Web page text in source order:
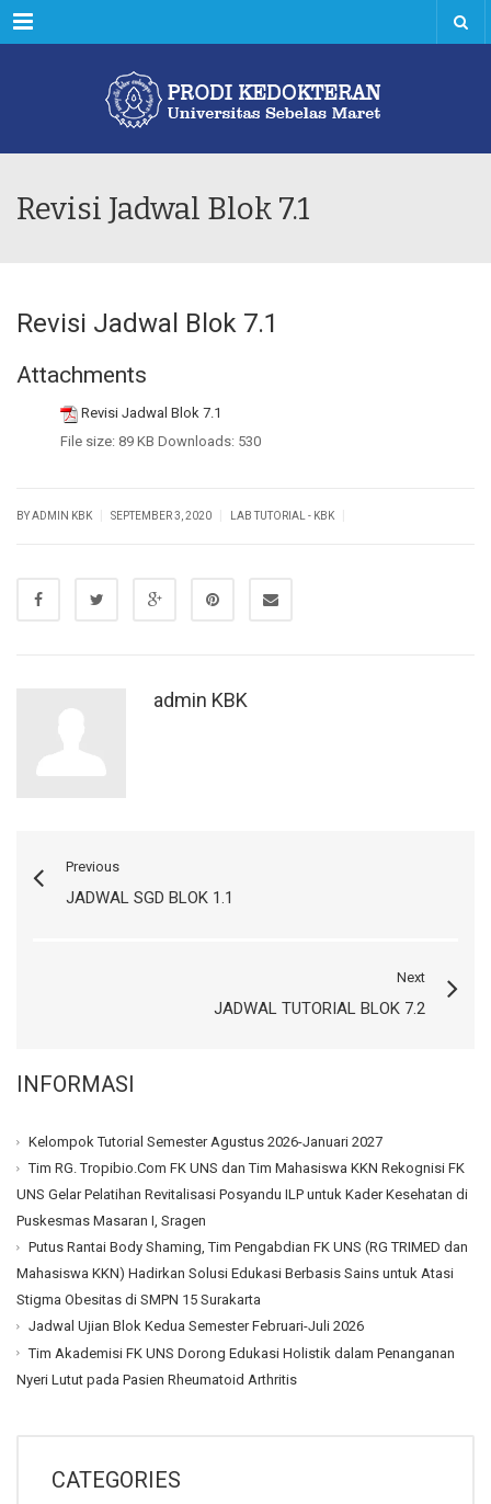
Menu
Revisi Jadwal Blok 7.1
Revisi Jadwal Blok 7.1
Attachments
Revisi Jadwal Blok 7.1
File size: 89 KB Downloads: 530
BY ADMIN KBK SEPTEMBER 3, 2020 LAB TUTORIAL - KBK
admin KBK
Previous
JADWAL SGD BLOK 1.1
Next
JADWAL TUTORIAL BLOK 7.2
INFORMASI
Kelompok Tutorial Semester Agustus 2026-Januari 2027
Tim RG. Tropibio.Com FK UNS dan Tim Mahasiswa KKN Rekognisi FK
UNS Gelar Pelatihan Revitalisasi Posyandu ILP untuk Kader Kesehatan di
Puskesmas Masaran I, Sragen
Putus Rantai Body Shaming, Tim Pengabdian FK UNS (RG TRIMED dan
Mahasiswa KKN) Hadirkan Solusi Edukasi Berbasis Sains untuk Atasi
Stigma Obesitas di SMPN 15 Surakarta
Jadwal Ujian Blok Kedua Semester Februari-Juli 2026
Tim Akademisi FK UNS Dorong Edukasi Holistik dalam Penanganan
Nyeri Lutut pada Pasien Rheumatoid Arthritis
CATEGORIES